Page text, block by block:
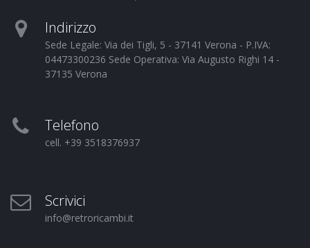
Indirizzo
Sede Legale: Via dei Tigli, 5 - 37141 Verona - P.IVA:
04473300236 Sede Operativa: Via Augusto Righi 14 -
37135 Verona
Telefono
cell. +39 3518376937
Scrivici
info@retroricambi.it